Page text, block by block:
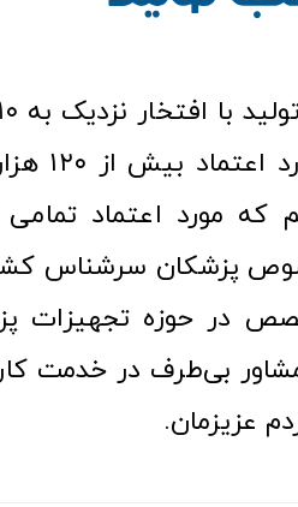
عرصه کالا
که مورد اعتماد تمامی
پزشکان سرشناس
در حوزه تجهیزات
بی‌طرف در خدمت
عزیزمان.